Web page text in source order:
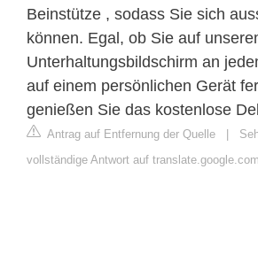
Beinstütze , sodass Sie sich
können. Egal, ob Sie auf
Unterhaltungsbildschirm an
auf einem persönlichen Gerät
genießen Sie das kostenlose
Antrag auf Entfernung der Quelle |
vollständige Antwort auf